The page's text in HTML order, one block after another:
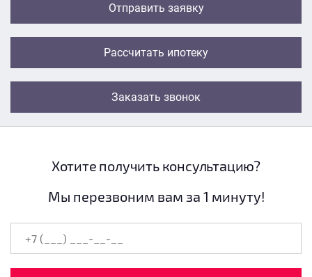
Отправить заявку
Рассчитать ипотеку
Заказать звонок
Хотите получить консультацию?
Мы перезвоним вам за 1 минуту!